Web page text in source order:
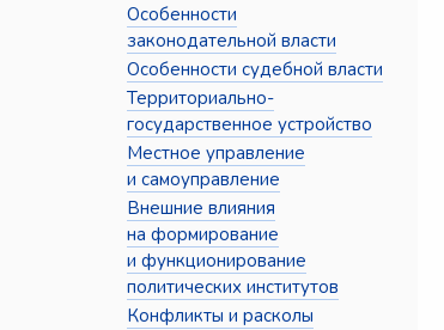
Особенности
законодательной власти
Особенности судебной власти
Территориально-
государственное устройство
Местное управление
и самоуправление
Внешние влияния
на формирование
и функционирование
политических институтов
Конфликты и расколы